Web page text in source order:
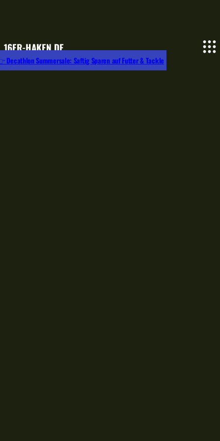
16ER-HAKEN.DE
Decathlon Summersale: Saftig Sparen auf Futter & Tackle